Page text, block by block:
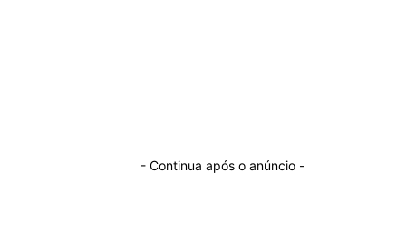
- Continua após o anúncio -